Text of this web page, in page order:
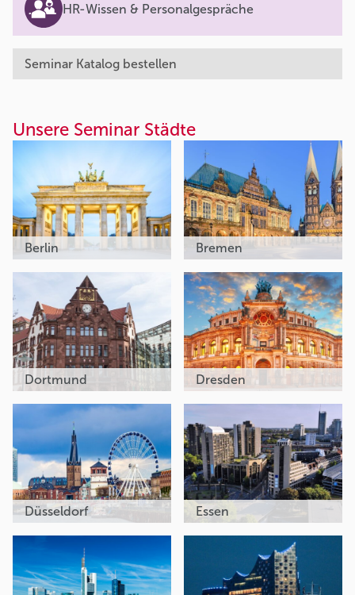
HR-Wissen & Personalgespräche
Seminar Katalog bestellen
Unsere Seminar Städte
Berlin Bremen
Dortmund Dresden
Düsseldorf Essen